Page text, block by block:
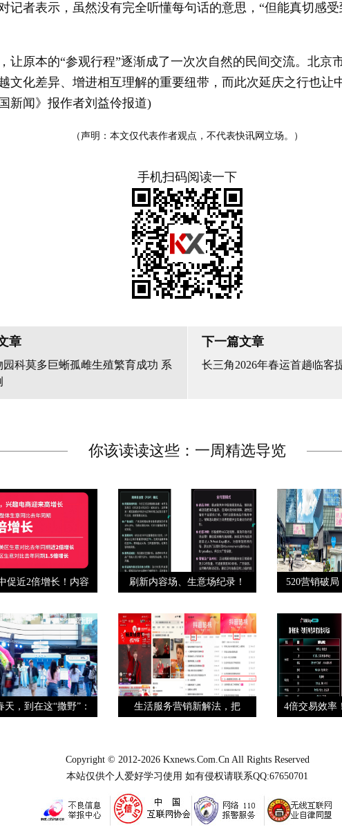
记者表示，虽然没有完全听懂每句话的意思，“但能真切感
原本的“参观行程”逐渐成了一次次自然的民间交流。北京
文化差异、增进相互理解的重要纽带，而此次延庆之行也让
新闻》报作者刘益伶报道)
（声明：本文仅代表作者观点，不代表快讯网立场。）
手机扫码阅读一下
章
园科莫多巨蜥孤雌生殖繁育成功 系
下一篇文章
长三角2026年春运首趟临客
你该读读这些：一周精选导览
促近2倍增长！内容
刷新内容场、生意场纪录！
520营销破
天，到在这“撒野”：
生活服务营销新解法，把
4倍交易效率
Copyright © 2012-2026 Kxnews.Com.CnAll Rights Reserved
本站仅供个人爱好学习使用 如有侵权请联系QQ:67650701